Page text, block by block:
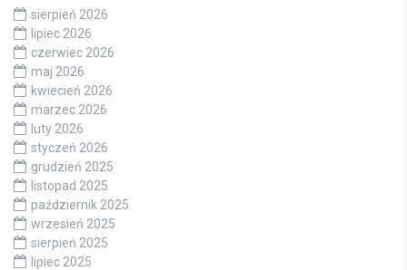
sierpień 2026
lipiec 2026
czerwiec 2026
maj 2026
kwiecień 2026
marzec 2026
luty 2026
styczeń 2026
grudzień 2025
listopad 2025
październik 2025
wrzesień 2025
sierpień 2025
lipiec 2025